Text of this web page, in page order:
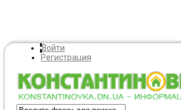
Войти
Регистрация